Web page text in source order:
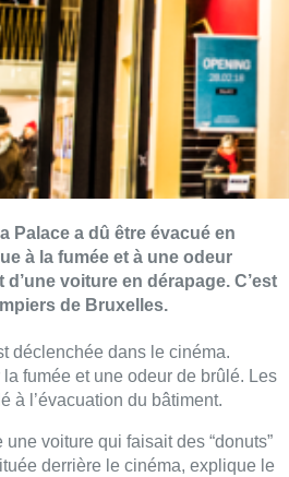
Palace a dû être évacué en
à la fumée et à une odeur
voiture en dérapage. C’est
de Bruxelles.
déclenchée dans le cinéma.
la fumée et une odeur de brûlé. Les
à l’évacuation du bâtiment.
une voiture qui faisait des “donuts”
derrière le cinéma, explique le